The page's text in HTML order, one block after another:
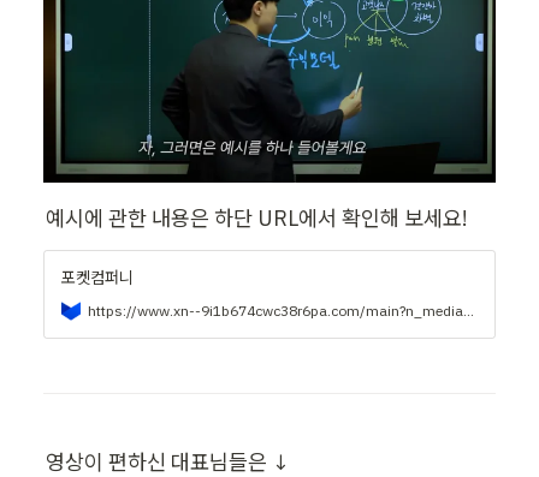
예시에 관한 내용은 하단 URL에서 확인해 보세요!
포켓컴퍼니
영상이 편하신 대표님들은 ↓